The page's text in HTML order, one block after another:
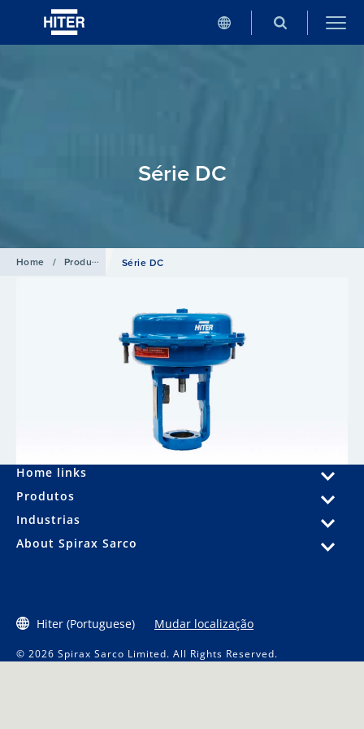
Série DC
Home / Produtos Atuadores
Série DC
Home links
Produtos
Industrias
About Spirax Sarco
Hiter (Portuguese) Mudar localização
© 2026 Spirax Sarco Limited. All Rights Reserved.